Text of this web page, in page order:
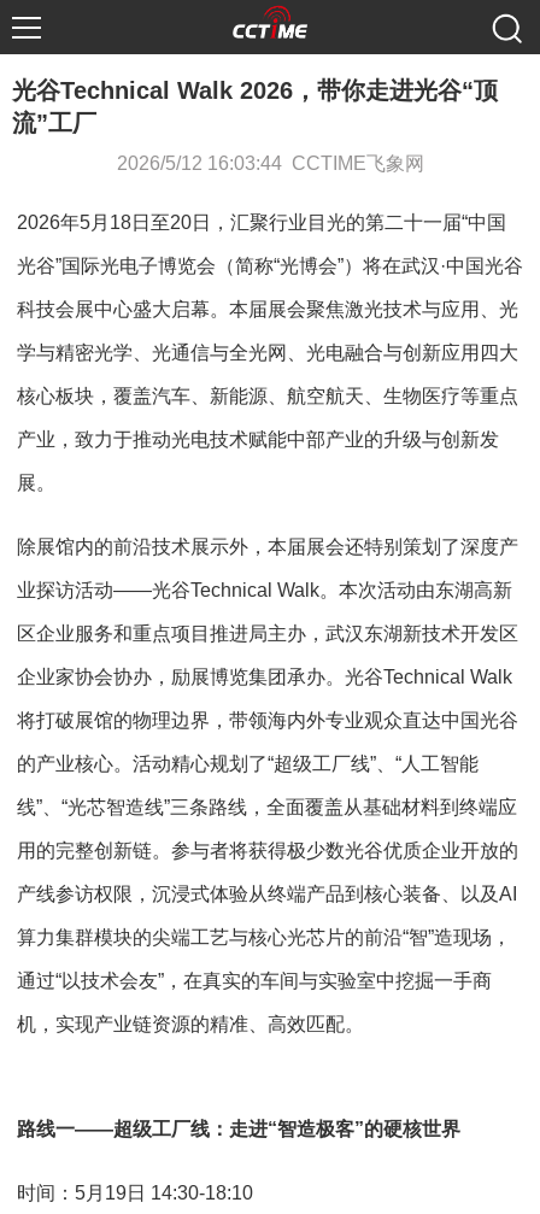
光谷Technical Walk 2026，带你走进光谷“顶
流”工厂
2026/5/12 16:03:44 CCTIME飞象网
2026年5月18日至20日，汇聚行业目光的第二十一届“中国
光谷”国际光电子博览会（简称“光博会”）将在武汉·中国光谷
科技会展中心盛大启幕。本届展会聚焦激光技术与应用、光
学与精密光学、光通信与全光网、光电融合与创新应用四大
核心板块，覆盖汽车、新能源、航空航天、生物医疗等重点
产业，致力于推动光电技术赋能中部产业的升级与创新发
展。
除展馆内的前沿技术展示外，本届展会还特别策划了深度产
业探访活动——光谷Technical Walk。本次活动由东湖高新
区企业服务和重点项目推进局主办，武汉东湖新技术开发区
企业家协会协办，励展博览集团承办。光谷Technical Walk
将打破展馆的物理边界，带领海内外专业观众直达中国光谷
的产业核心。活动精心规划了“超级工厂线”、“人工智能
线”、“光芯智造线”三条路线，全面覆盖从基础材料到终端应
用的完整创新链。参与者将获得极少数光谷优质企业开放的
产线参访权限，沉浸式体验从终端产品到核心装备、以及AI
算力集群模块的尖端工艺与核心光芯片的前沿“智”造现场，
通过“以技术会友”，在真实的车间与实验室中挖掘一手商
机，实现产业链资源的精准、高效匹配。
路线一——超级工厂线：走进“智造极客”的硬核世界
时间：5月19日 14:30-18:10